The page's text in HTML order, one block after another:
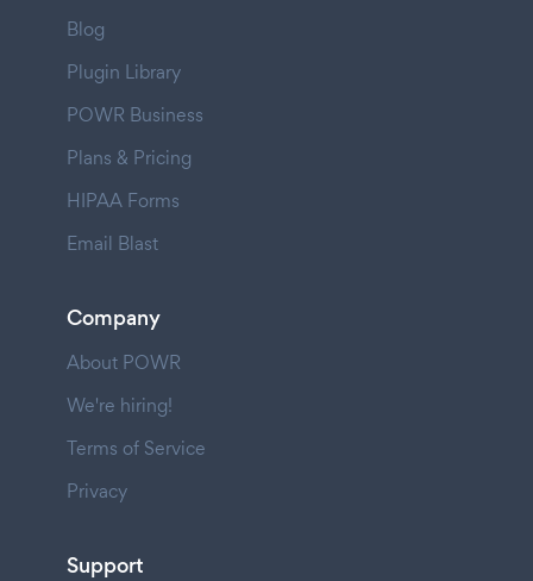
Blog
Plugin Library
POWR Business
Plans & Pricing
HIPAA Forms
Email Blast
Company
About POWR
We're hiring!
Terms of Service
Privacy
Support